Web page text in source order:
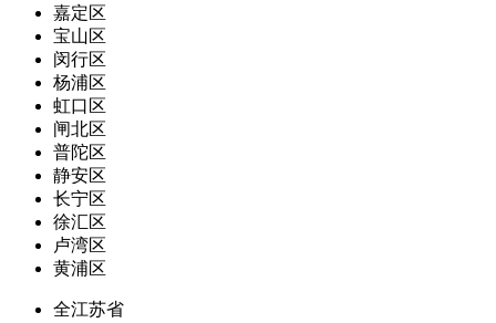
嘉定区
宝山区
闵行区
杨浦区
虹口区
闸北区
普陀区
静安区
长宁区
徐汇区
卢湾区
黄浦区
全江苏省